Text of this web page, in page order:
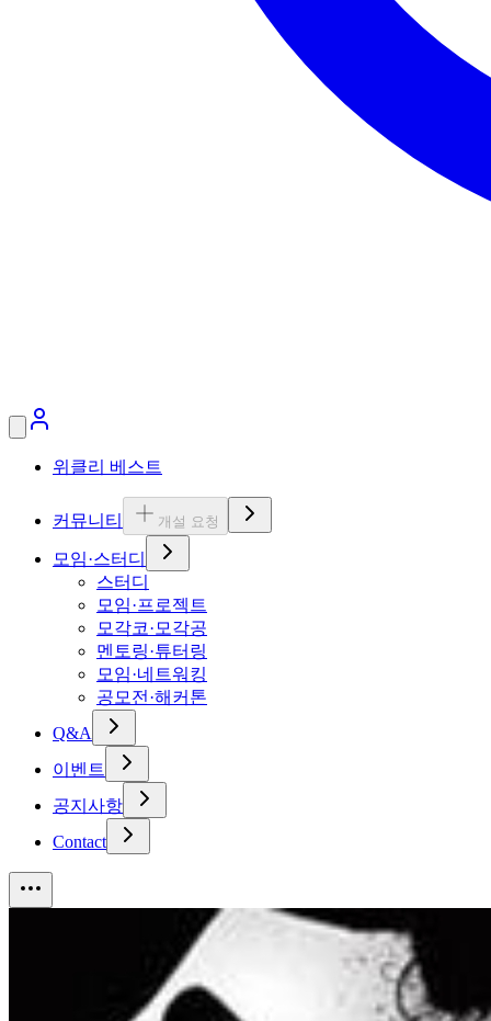
위클리 베스트
커뮤니티 개설 요청
모임·스터디
스터디
모임·프로젝트
모각코·모각공
멘토링·튜터링
모임·네트워킹
공모전·해커톤
Q&A
이벤트
공지사항
Contact